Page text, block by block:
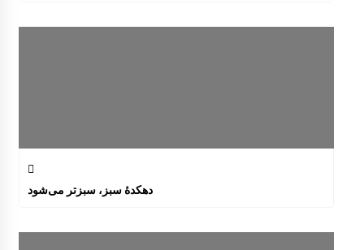
دهکدۀ سبز، سبزتر می‌شود